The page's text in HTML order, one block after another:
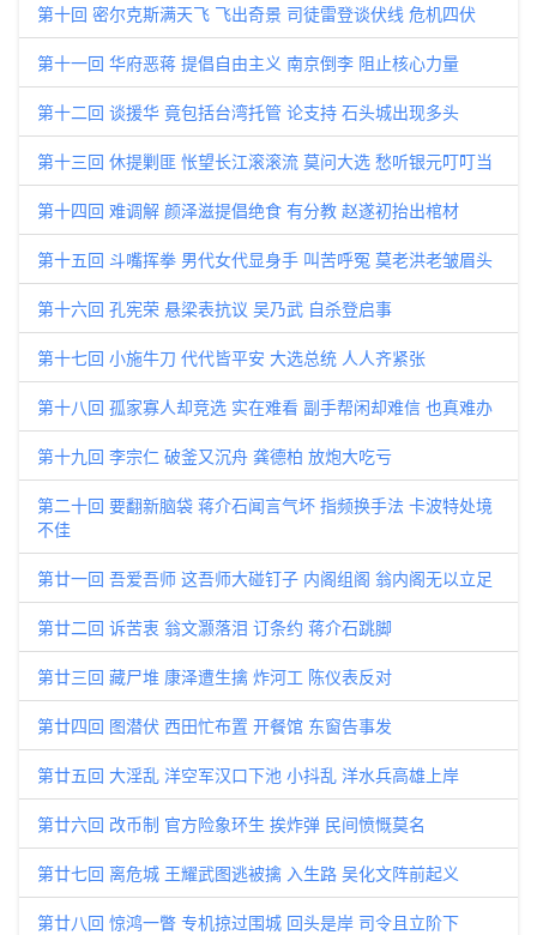
第十回 密尔克斯满天飞 飞出奇景 司徒雷登谈伏线 危机四伏
第十一回 华府恶蒋 提倡自由主义 南京倒李 阻止核心力量
第十二回 谈援华 竟包括台湾托管 论支持 石头城出现多头
第十三回 休提剿匪 怅望长江滚滚流 莫问大选 愁听银元叮叮当
第十四回 难调解 颜泽滋提倡绝食 有分教 赵遂初抬出棺材
第十五回 斗嘴挥拳 男代女代显身手 叫苦呼冤 莫老洪老皱眉头
第十六回 孔宪荣 悬梁表抗议 吴乃武 自杀登启事
第十七回 小施牛刀 代代皆平安 大选总统 人人齐紧张
第十八回 孤家寡人却竞选 实在难看 副手帮闲却难信 也真难办
第十九回 李宗仁 破釜又沉舟 龚德柏 放炮大吃亏
第二十回 要翻新脑袋 蒋介石闻言气坏 指频换手法 卡波特处境
不佳
第廿一回 吾爱吾师 这吾师大碰钉子 内阁组阁 翁内阁无以立足
第廿二回 诉苦衷 翁文灏落泪 订条约 蒋介石跳脚
第廿三回 藏尸堆 康泽遭生擒 炸河工 陈仪表反对
第廿四回 图潜伏 西田忙布置 开餐馆 东窗告事发
第廿五回 大淫乱 洋空军汉口下池 小抖乱 洋水兵高雄上岸
第廿六回 改币制 官方险象环生 挨炸弹 民间愤慨莫名
第廿七回 离危城 王耀武图逃被擒 入生路 吴化文阵前起义
第廿八回 惊鸿一瞥 专机掠过围城 回头是岸 司令且立阶下